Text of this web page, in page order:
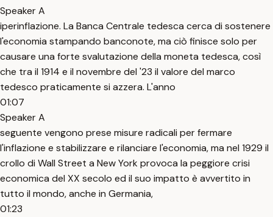
Speaker A
iperinflazione. La Banca Centrale tedesca cerca di sostenere
l'economia stampando banconote, ma ciò finisce solo per
causare una forte svalutazione della moneta tedesca, così
che tra il 1914 e il novembre del '23 il valore del marco
tedesco praticamente si azzera. L'anno
01:07
Speaker A
seguente vengono prese misure radicali per fermare
l'inflazione e stabilizzare e rilanciare l'economia, ma nel 1929 il
crollo di Wall Street a New York provoca la peggiore crisi
economica del XX secolo ed il suo impatto è avvertito in
tutto il mondo, anche in Germania,
01:23